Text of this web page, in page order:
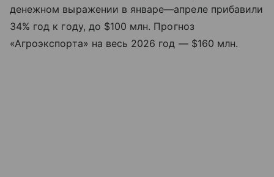
денежном выражении в январе—апреле прибавили
34% год к году, до $100 млн. Прогноз
«Агроэкспорта» на весь 2026 год — $160 млн.